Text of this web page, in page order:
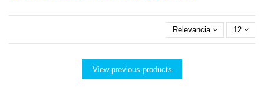
Relevancia 12
View previous products